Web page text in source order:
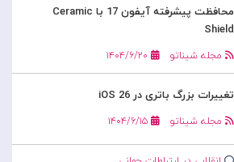
محافظت پیشرفته آیفون 17 با Ceramic
Shield
مجله شیناتو ۱۴۰۴/۶/۲۰
تغییرات بزرگ باتری در iOS 26
مجله شیناتو ۱۴۰۴/۶/۱۵